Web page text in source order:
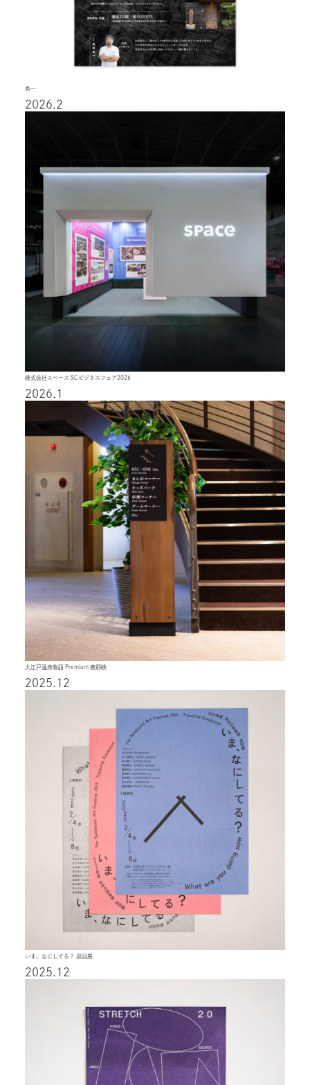
吾一
2026.2
株式会社スペース SCビジネスフェア2026
2026.1
大江戸温泉物語 Premium 恵那峡
2025.12
いま、なにしてる？ 巡回展
2025.12